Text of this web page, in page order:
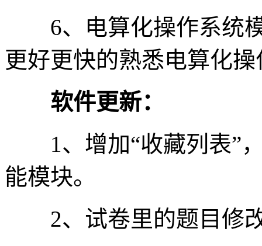
6、电算化操作系统模
更好更快的熟悉电算化
软件更新：
1、增加“收藏列表”，
能模块。
2、试卷里的题目修